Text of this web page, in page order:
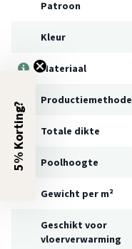
Patroon
Kleur
Materiaal
Productiemethode
Totale dikte
Poolhoogte
Gewicht per m²
Geschikt voor
vloerverwarming
5% Korting?